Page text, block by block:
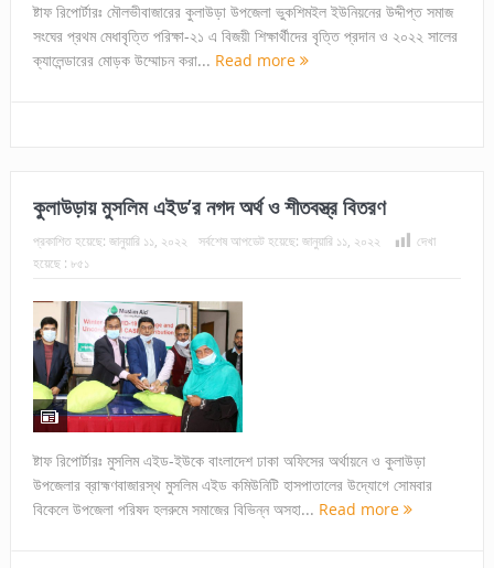
ষ্টাফ রিপোর্টারঃ মৌলভীবাজারের কুলাউড়া উপজেলা ভুকশিমইল ইউনিয়নের উদ্দীপ্ত সমাজ
সংঘের প্রথম মেধাবৃত্তি পরিক্ষা-২১ এ বিজয়ী শিক্ষার্থীদের বৃত্তি প্রদান ও ২০২২ সালের
ক্যালেন্ডারের মোড়ক উম্মোচন করা... Read more
কুলাউড়ায় মুসলিম এইড’র নগদ অর্থ ও শীতবস্ত্র বিতরণ
প্রকাশিত হয়েছে: জানুয়ারি ১১, ২০২২ সর্বশেষ আপডেট হয়েছে: জানুয়ারি ১১, ২০২২
দেখা
হয়েছে : ৮৫১
ষ্টাফ রিপোর্টারঃ মুসলিম এইড-ইউকে বাংলাদেশ ঢাকা অফিসের অর্থায়নে ও কুলাউড়া
উপজেলার ব্রাহ্মণবাজারস্থ মুসলিম এইড কমিউনিটি হাসপাতালের উদ্যোগে সোমবার
বিকেলে উপজেলা পরিষদ হলরুমে সমাজের বিভিন্ন অসহা... Read more